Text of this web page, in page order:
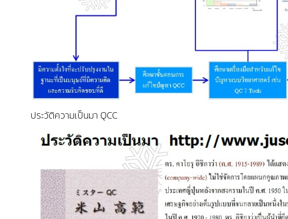
ประวัติความเป็นมา QCC